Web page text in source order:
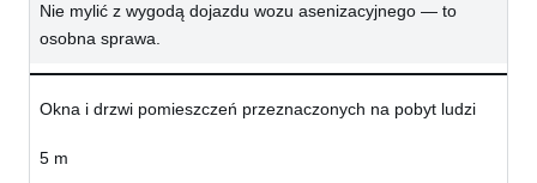
Nie mylić z wygodą dojazdu wozu asenizacyjnego — to
osobna sprawa.
Okna i drzwi pomieszczeń przeznaczonych na pobyt ludzi
5 m